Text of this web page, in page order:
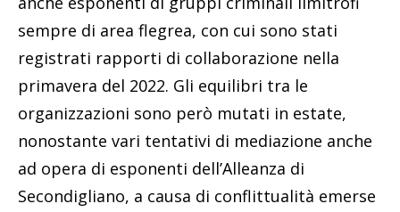
sempre di area flegrea, con cui sono stati
registrati rapporti di collaborazione nella
primavera del 2022. Gli equilibri tra le
organizzazioni sono però mutati in estate,
nonostante vari tentativi di mediazione anche
ad opera di esponenti dell’Alleanza di
Secondigliano, a causa di conflittualità emerse